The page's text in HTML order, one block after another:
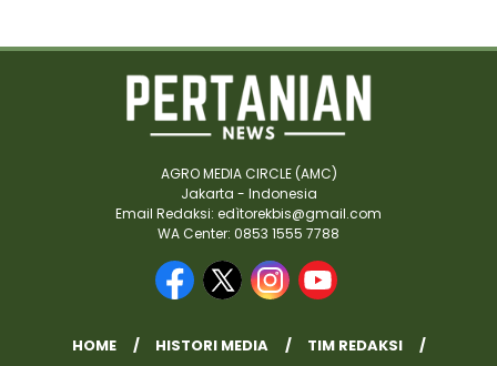
AGRO MEDIA CIRCLE (AMC)
Jakarta - Indonesia
Email Redaksi: edìtorekbis@gmail.com
WA Center: 0853 1555 7788
HOME HISTORI MEDIA
TIM REDAKSI